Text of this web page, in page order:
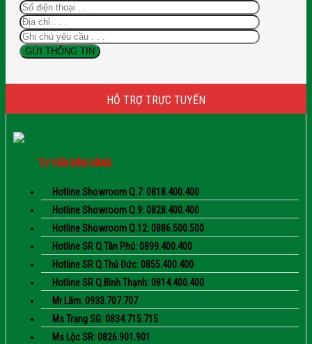
HỖ TRỢ TRỰC TUYẾN
TƯ VẤN BÁN HÀNG
Hotline Showroom Q.7: 0818.400.400
Hotline Showroom Q.9: 0828.400.400
Hotline Showroom Q.12: 0886.500.500
Hotline SR Q.Tân Phú: 0899.400.400
Hotline SR Q.Thủ Đức: 0855.400.400
Hotline SR Q.Bình Thạnh: 0814.400.400
Mr Lãm: 0933.707.707
Ms Trang SG: 0834.715.715
Ms Lộc SR: 0826.901.901